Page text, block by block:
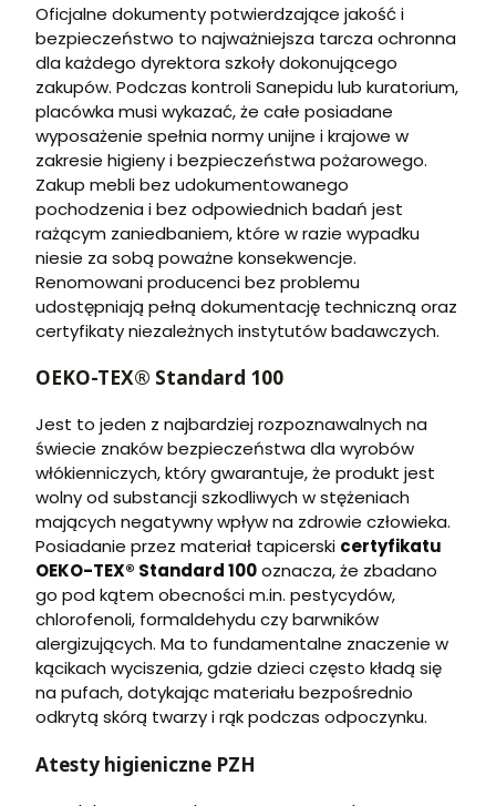
Oficjalne dokumenty potwierdzające jakość i
bezpieczeństwo to najważniejsza tarcza ochronna
dla każdego dyrektora szkoły dokonującego
zakupów. Podczas kontroli Sanepidu lub kuratorium,
placówka musi wykazać, że całe posiadane
wyposażenie spełnia normy unijne i krajowe w
zakresie higieny i bezpieczeństwa pożarowego.
Zakup mebli bez udokumentowanego
pochodzenia i bez odpowiednich badań jest
rażącym zaniedbaniem, które w razie wypadku
niesie za sobą poważne konsekwencje.
Renomowani producenci bez problemu
udostępniają pełną dokumentację techniczną oraz
certyfikaty niezależnych instytutów badawczych.
OEKO-TEX® Standard 100
Jest to jeden z najbardziej rozpoznawalnych na
świecie znaków bezpieczeństwa dla wyrobów
włókienniczych, który gwarantuje, że produkt jest
wolny od substancji szkodliwych w stężeniach
mających negatywny wpływ na zdrowie człowieka.
Posiadanie przez materiał tapicerski certyfikatu
OEKO-TEX® Standard 100oznacza, że zbadano
go pod kątem obecności m.in. pestycydów,
chlorofenoli, formaldehydu czy barwników
alergizujących. Ma to fundamentalne znaczenie w
kącikach wyciszenia, gdzie dzieci często kładą się
na pufach, dotykając materiału bezpośrednio
odkrytą skórą twarzy i rąk podczas odpoczynku.
Atesty higieniczne PZH